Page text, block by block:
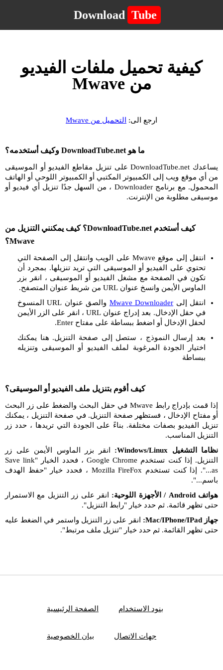
Download Tube
كيفية تحميل ملفات الفيديو
من Mwave
ارجع الى: التحميل من Mwave
ما هو DownloadTube.net وكيف أستخدمه؟
يساعدك DownloadTube.net على تنزيل مقاطع الفيديو أو الموسيقى
من أي موقع ويب إلى الكمبيوتر المكتبي أو الكمبيوتر اللوحي أو الهاتف
المحمول. مع برنامج Downloader ، من السهل جدًا تنزيل أي فيديو أو
موسيقى مطلوبة من الإنترنت.
كيف أستخدم DownloadTube.net؟ كيف يمكنني التنزيل من
Mwave؟
انتقل إلى موقع Mwave على الويب وانتقل إلى الصفحة التي
تحتوي على الفيديو أو الموسيقى التي تريد تنزيلها. بمجرد أن
تكون في الصفحة مع مشغل الفيديو أو الموسيقى ، انقر بزر
الماوس الأيمن وانسخ عنوان URL من شريط عنوان المتصفح.
انتقل إلى Mwave Downloader
والصق عنوان URL المنسوخ
في حقل الإدخال. بعد إدراج عنوان URL ، انقر على الزر الأيمن
لحقل الإدخال أو اضغط ببساطة على مفتاح Enter.
بعد إرسال النموذج ، ستصل إلى صفحة التنزيل. هنا يمكنك
اختيار الجودة المرغوبة لملف الفيديو أو الموسيقى وتنزيله
ببساطة
كيف أقوم بتنزيل ملف الفيديو أو الموسيقى؟
إذا قمت بإدراج رابط Mwave في حقل البحث والضغط على زر البحث
أو مفتاح الإدخال ، فستظهر صفحة التنزيل. في صفحة التنزيل ، يمكنك
تنزيل الفيديو بصفات مختلفة. بناءً على الجودة التي تريدها ، حدد زر
التنزيل المناسب.
نظاما التشغيل Windows/Linux:
انقر بزر الماوس الأيمن على زر
التنزيل. إذا كنت تستخدم Google Chrome ، فحدد الخيار "Save link
as...". إذا كنت تستخدم Mozilla FireFox ، فحدد خيار "حفظ الهدف
باسم...".
هواتف Android / الأجهزة اللوحية:
انقر على زر التنزيل مع الاستمرار
حتى تظهر قائمة. ثم حدد خيار "رابط التنزيل".
جهاز Mac/IPhone/IPad:
انقر على زر التنزيل واستمر في الضغط عليه
حتى تظهر القائمة. ثم حدد خيار "تنزيل ملف مرتبط".
الصفحة الرئيسية بنود الاستخدام
بيان الخصوصية جهات الاتصال